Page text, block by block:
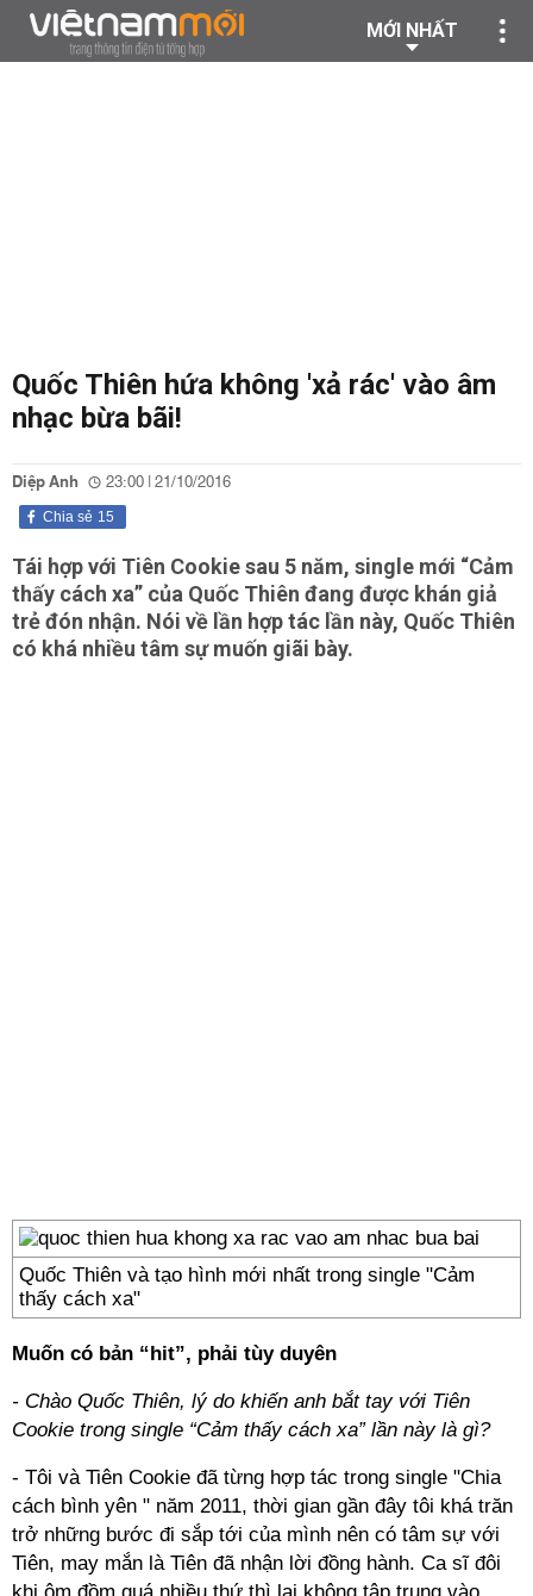
MỚI NHẤT
Quốc Thiên hứa không 'xả rác' vào âm
nhạc bừa bãi!
Diệp Anh 23:00 | 21/10/2016
15
Chia sẻ
Tái hợp với Tiên Cookie sau 5 năm, single mới “Cảm
thấy cách xa” của Quốc Thiên đang được khán giả
trẻ đón nhận. Nói về lần hợp tác lần này, Quốc Thiên
có khá nhiều tâm sự muốn giãi bày.
Quốc Thiên và tạo hình mới nhất trong single "Cảm
thấy cách xa"
Muốn có bản “hit”, phải tùy duyên
- Chào Quốc Thiên, lý do khiến anh bắt tay với Tiên
Cookie trong single “Cảm thấy cách xa” lần này là gì?
- Tôi và Tiên Cookie đã từng hợp tác trong single "Chia
cách bình yên " năm 2011, thời gian gần đây tôi khá trăn
trở những bước đi sắp tới của mình nên có tâm sự với
Tiên, may mắn là Tiên đã nhận lời đồng hành. Ca sĩ đôi